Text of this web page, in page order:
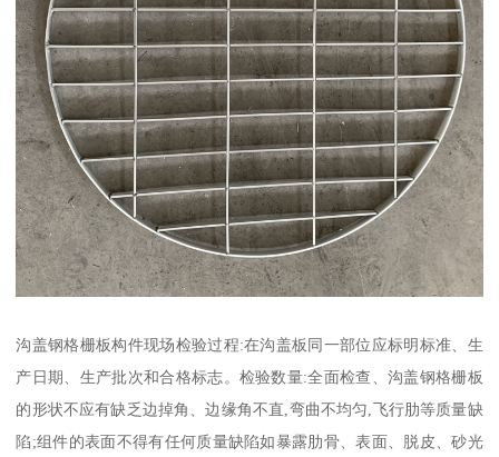
沟盖钢格栅板构件现场检验过程:在沟盖板同一部位应标明标准、生
产日期、生产批次和合格标志。检验数量:全面检查、沟盖钢格栅板
的形状不应有缺乏边掉角、边缘角不直,弯曲不均匀,飞行肋等质量缺
陷;组件的表面不得有任何质量缺陷如暴露肋骨、表面、脱皮、砂光